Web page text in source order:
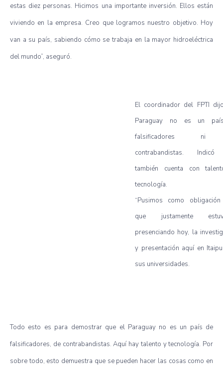
estas diez personas. Hicimos una importante inversión. Ellos están
viviendo en la empresa. Creo que logramos nuestro objetivo. Hoy
van a su país, sabiendo cómo se trabaja en la mayor hidroeléctrica
del mundo”, aseguró.
El coordinador del FPTI
Paraguay no es un
falsificadores ni
contrabandistas.
también cuenta con
tecnología.
“Pusimos como
que justamente
presenciando hoy, la
y presentación aquí en
sus universidades.
Todo esto es para demostrar que el Paraguay no es un país de
falsificadores, de contrabandistas. Aquí hay talento y tecnología. Por
sobre todo, esto demuestra que se pueden hacer las cosas como en